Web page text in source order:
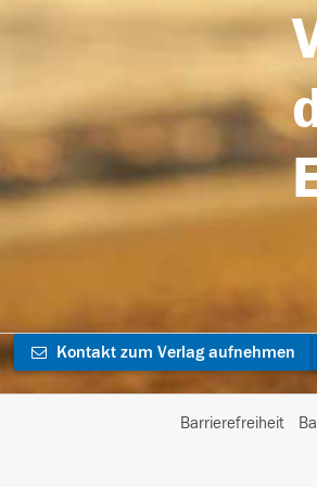
Kontakt zum Verlag aufnehmen
Barrierefreiheit